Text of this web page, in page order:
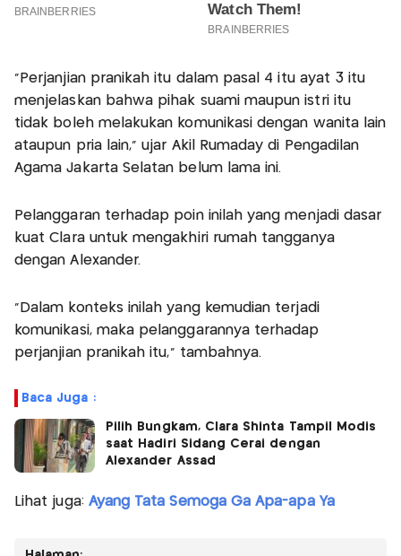
"Perjanjian pranikah itu dalam pasal 4 itu ayat 3 itu
menjelaskan bahwa pihak suami maupun istri itu
tidak boleh melakukan komunikasi dengan wanita lain
ataupun pria lain," ujar Akil Rumaday di Pengadilan
Agama Jakarta Selatan belum lama ini.
Pelanggaran terhadap poin inilah yang menjadi dasar
kuat Clara untuk mengakhiri rumah tangganya
dengan Alexander.
"Dalam konteks inilah yang kemudian terjadi
komunikasi, maka pelanggarannya terhadap
perjanjian pranikah itu," tambahnya.
Baca Juga :
Pilih Bungkam, Clara Shinta Tampil Modis
saat Hadiri Sidang Cerai dengan
Alexander Assad
Lihat juga: Ayang Tata Semoga Ga Apa-apa Ya